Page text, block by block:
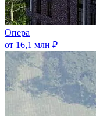
Опера
от 16,1 млн ₽